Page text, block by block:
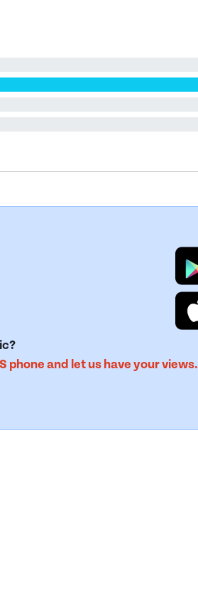
phone and let us have your views.